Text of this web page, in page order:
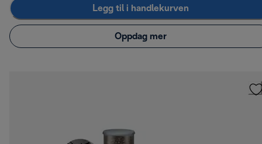
Legg til i handlekurven
Oppdag mer